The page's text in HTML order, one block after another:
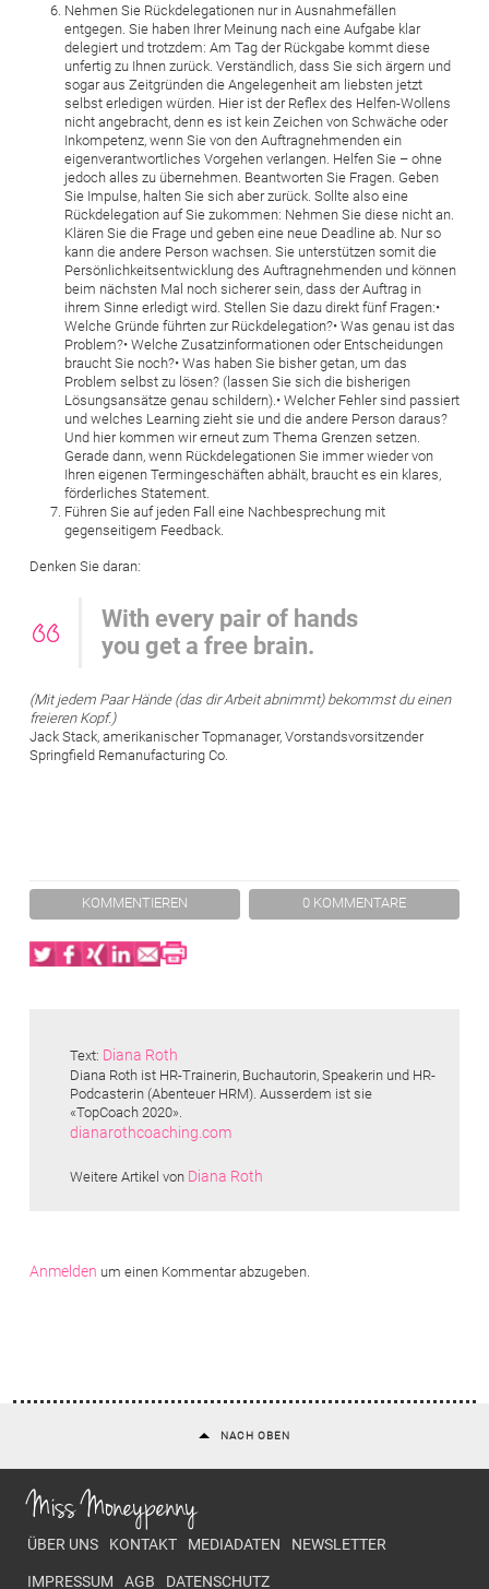
Nehmen Sie Rückdelegationen nur in Ausnahmefällen
entgegen. Sie haben Ihrer Meinung nach eine Aufgabe klar
delegiert und trotzdem: Am Tag der Rückgabe kommt diese
unfertig zu Ihnen zurück. Verständlich, dass Sie sich ärgern und
sogar aus Zeitgründen die Angelegenheit am liebsten jetzt
selbst erledigen würden. Hier ist der Reflex des Helfen-Wollens
nicht angebracht, denn es ist kein Zeichen von Schwäche oder
Inkompetenz, wenn Sie von den Auftragnehmenden ein
eigenverantwortliches Vorgehen verlangen. Helfen Sie – ohne
jedoch alles zu übernehmen. Beantworten Sie Fragen. Geben
Sie Impulse, halten Sie sich aber zurück. Sollte also eine
Rückdelegation auf Sie zukommen: Nehmen Sie diese nicht an.
Klären Sie die Frage und geben eine neue Deadline ab. Nur so
kann die andere Person wachsen. Sie unterstützen somit die
Persönlichkeitsentwicklung des Auftragnehmenden und können
beim nächsten Mal noch sicherer sein, dass der Auftrag in
ihrem Sinne erledigt wird. Stellen Sie dazu direkt fünf Fragen:•
Welche Gründe führten zur Rückdelegation?• Was genau ist das
Problem?• Welche Zusatzinformationen oder Entscheidungen
braucht Sie noch?• Was haben Sie bisher getan, um das
Problem selbst zu lösen? (lassen Sie sich die bisherigen
Lösungsansätze genau schildern).• Welcher Fehler sind passiert
und welches Learning zieht sie und die andere Person daraus?
Und hier kommen wir erneut zum Thema Grenzen setzen.
Gerade dann, wenn Rückdelegationen Sie immer wieder von
Ihren eigenen Termingeschäften abhält, braucht es ein klares,
förderliches Statement.
Führen Sie auf jeden Fall eine Nachbesprechung mit
gegenseitigem Feedback.
Denken Sie daran:
With every pair of hands
you get a free brain.
(Mit jedem Paar Hände (das dir Arbeit abnimmt) bekommst du einen
freieren Kopf.)
Jack Stack, amerikanischer Topmanager, Vorstandsvorsitzender
Springfield Remanufacturing Co.
KOMMENTIEREN 0 KOMMENTARE
Twitter
Facebook
XING
LinkedIn
Email
Print
Text: Diana Roth
Diana Roth ist HR-Trainerin, Buchautorin, Speakerin und HR-
Podcasterin (Abenteuer HRM). Ausserdem ist sie
«TopCoach 2020».
dianarothcoaching.com
Weitere Artikel von Diana Roth
Anmelden um einen Kommentar abzugeben.
NACH OBEN
Miss Moneypenny
Footer menu
ÜBER UNS KONTAKT MEDIADATEN NEWSLETTER
IMPRESSUM AGB DATENSCHUTZ